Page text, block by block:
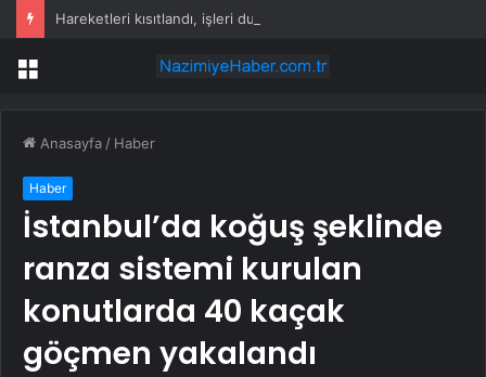
Menü
Anasayfa / Haber
Haber
İstanbul’da koğuş şeklinde
ranza sistemi kurulan
konutlarda 40 kaçak
göçmen yakalandı